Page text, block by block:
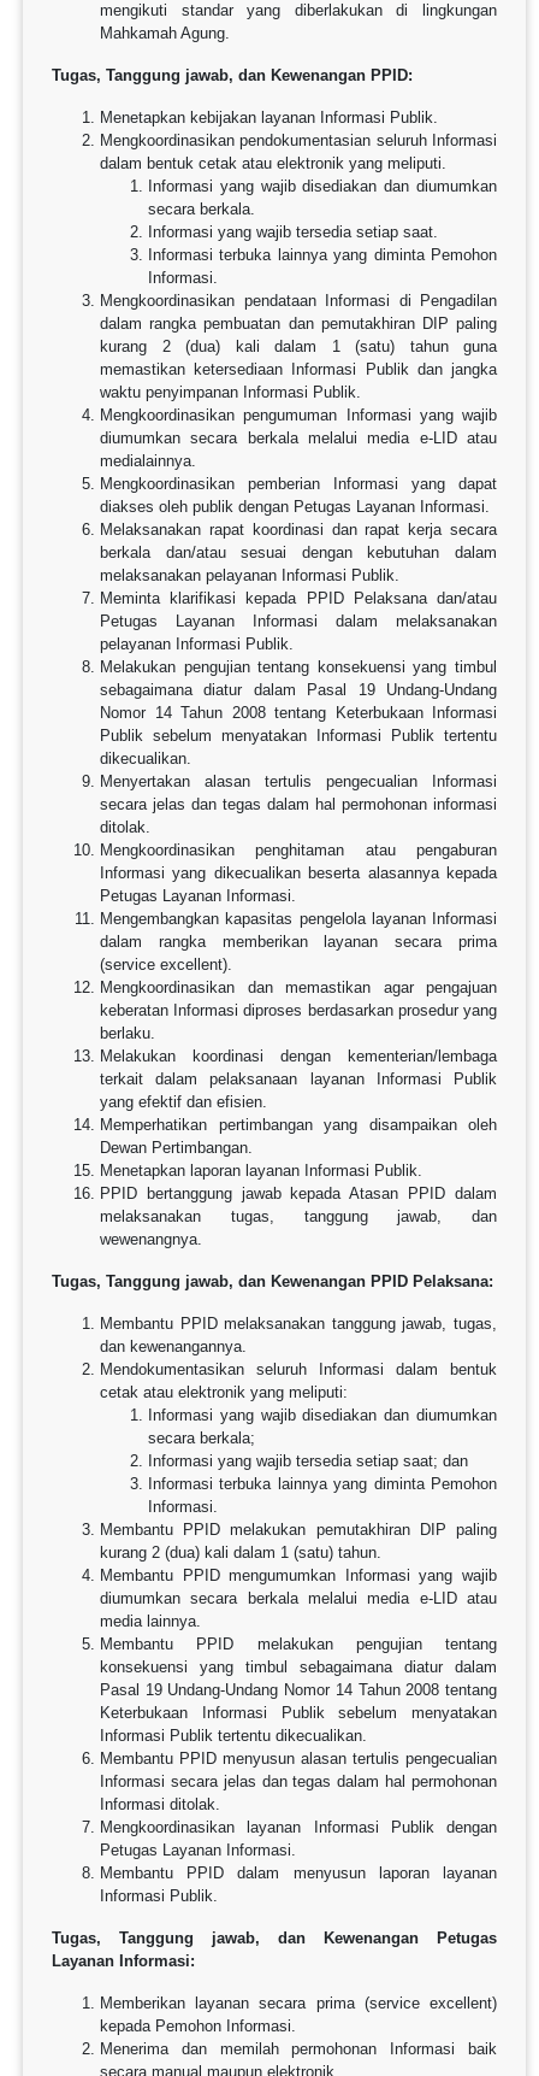
mengikuti standar yang diberlakukan di lingkungan
Mahkamah Agung.
Tugas, Tanggung jawab, dan Kewenangan PPID:
Menetapkan kebijakan layanan Informasi Publik.
Mengkoordinasikan pendokumentasian seluruh Informasi
dalam bentuk cetak atau elektronik yang meliputi.
Informasi yang wajib disediakan dan diumumkan
secara berkala.
Informasi yang wajib tersedia setiap saat.
Informasi terbuka lainnya yang diminta Pemohon
Informasi.
Mengkoordinasikan pendataan Informasi di Pengadilan
dalam rangka pembuatan dan pemutakhiran DIP paling
kurang 2 (dua) kali dalam 1 (satu) tahun guna
memastikan ketersediaan Informasi Publik dan jangka
waktu penyimpanan Informasi Publik.
Mengkoordinasikan pengumuman Informasi yang wajib
diumumkan secara berkala melalui media e-LID atau
medialainnya.
Mengkoordinasikan pemberian Informasi yang dapat
diakses oleh publik dengan Petugas Layanan Informasi.
Melaksanakan rapat koordinasi dan rapat kerja secara
berkala dan/atau sesuai dengan kebutuhan dalam
melaksanakan pelayanan Informasi Publik.
Meminta klarifikasi kepada PPID Pelaksana dan/atau
Petugas Layanan Informasi dalam melaksanakan
pelayanan Informasi Publik.
Melakukan pengujian tentang konsekuensi yang timbul
sebagaimana diatur dalam Pasal 19 Undang-Undang
Nomor 14 Tahun 2008 tentang Keterbukaan Informasi
Publik sebelum menyatakan Informasi Publik tertentu
dikecualikan.
Menyertakan alasan tertulis pengecualian Informasi
secara jelas dan tegas dalam hal permohonan informasi
ditolak.
Mengkoordinasikan penghitaman atau pengaburan
Informasi yang dikecualikan beserta alasannya kepada
Petugas Layanan Informasi.
Mengembangkan kapasitas pengelola layanan Informasi
dalam rangka memberikan layanan secara prima
(service excellent).
Mengkoordinasikan dan memastikan agar pengajuan
keberatan Informasi diproses berdasarkan prosedur yang
berlaku.
Melakukan koordinasi dengan kementerian/lembaga
terkait dalam pelaksanaan layanan Informasi Publik
yang efektif dan efisien.
Memperhatikan pertimbangan yang disampaikan oleh
Dewan Pertimbangan.
Menetapkan laporan layanan Informasi Publik.
PPID bertanggung jawab kepada Atasan PPID dalam
melaksanakan tugas, tanggung jawab, dan
wewenangnya.
Tugas, Tanggung jawab, dan Kewenangan PPID Pelaksana:
Membantu PPID melaksanakan tanggung jawab, tugas,
dan kewenangannya.
Mendokumentasikan seluruh Informasi dalam bentuk
cetak atau elektronik yang meliputi:
Informasi yang wajib disediakan dan diumumkan
secara berkala;
Informasi yang wajib tersedia setiap saat; dan
Informasi terbuka lainnya yang diminta Pemohon
Informasi.
Membantu PPID melakukan pemutakhiran DIP paling
kurang 2 (dua) kali dalam 1 (satu) tahun.
Membantu PPID mengumumkan Informasi yang wajib
diumumkan secara berkala melalui media e-LID atau
media lainnya.
Membantu PPID melakukan pengujian tentang
konsekuensi yang timbul sebagaimana diatur dalam
Pasal 19 Undang-Undang Nomor 14 Tahun 2008 tentang
Keterbukaan Informasi Publik sebelum menyatakan
Informasi Publik tertentu dikecualikan.
Membantu PPID menyusun alasan tertulis pengecualian
Informasi secara jelas dan tegas dalam hal permohonan
Informasi ditolak.
Mengkoordinasikan layanan Informasi Publik dengan
Petugas Layanan Informasi.
Membantu PPID dalam menyusun laporan layanan
Informasi Publik.
Tugas, Tanggung jawab, dan Kewenangan Petugas
Layanan Informasi:
Memberikan layanan secara prima (service excellent)
kepada Pemohon Informasi.
Menerima dan memilah permohonan Informasi baik
secara manual maupun elektronik.